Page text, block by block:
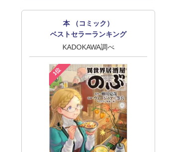
本 （コミック）
ベストセラーランキング
KADOKAWA調べ
1位